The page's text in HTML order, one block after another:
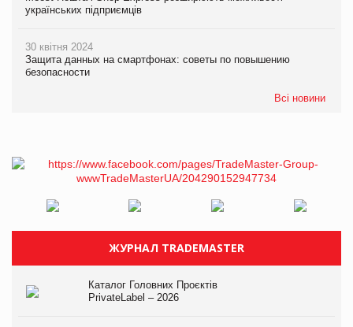
українських підприємців
30 квітня 2024
Защита данных на смартфонах: советы по повышению
безопасности
Всі новини
ЖУРНАЛ TRADEMASTER
Каталог Головних Проєктів
PrivateLabel – 2026